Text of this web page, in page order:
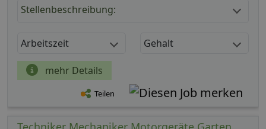
Stellenbeschreibung:
Arbeitszeit Gehalt
mehr Details
Teilen